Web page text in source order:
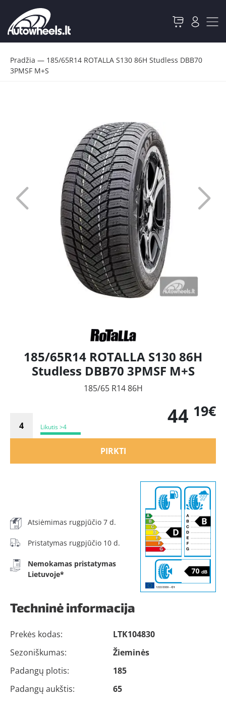
Pradžia — 185/65R14 ROTALLA S130 86H Studless DBB70
3PMSF M+S
185/65R14 ROTALLA S130 86H
Studless DBB70 3PMSF M+S
185/65 R14 86H
Likutis >4 44 19€
PIRKTI
Atsiėmimas rugpjūčio 7 d.
Pristatymas rugpjūčio 10 d.
Nemokamas pristatymas
Lietuvoje*
Techninė informacija
Prekės kodas:
LTK104830
Sezoniškumas:
Žieminės
Padangų plotis:
185
Padangų aukštis:
65